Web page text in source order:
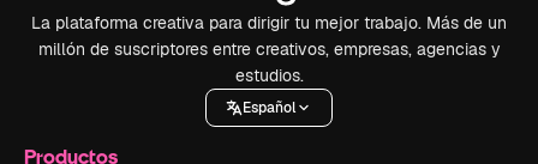
La plataforma creativa para dirigir tu mejor trabajo. Más de un
millón de suscriptores entre creativos, empresas, agencias y
estudios.
Español
Productos